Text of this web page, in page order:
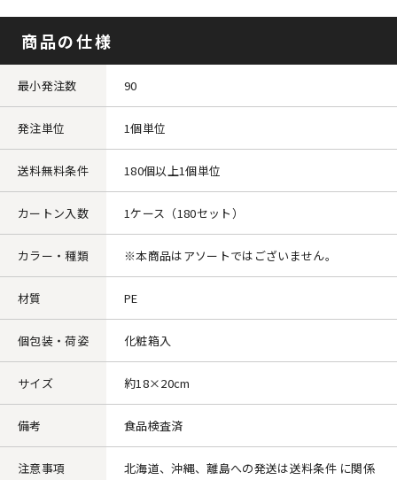
商品の仕様
最小発注数 90
発注単位 1個単位
送料無料条件 180個以上1個単位
カートン入数 1ケース（180セット）
カラー・種類 ※本商品はアソートではございません。
材質 PE
個包装・荷姿 化粧箱入
サイズ 約18×20cm
備考 食品検査済
注意事項
北海道、沖縄、離島への発送は送料条件 に関係